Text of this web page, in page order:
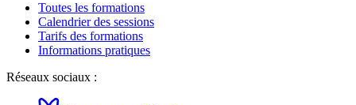
Toutes les formations
Calendrier des sessions
Tarifs des formations
Informations pratiques
Réseaux sociaux :